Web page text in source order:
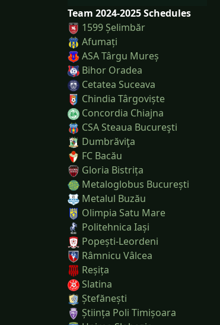
Team 2024-2025 Schedules
1599 Șelimbăr
Afumați
ASA Târgu Mureș
Bihor Oradea
Cetatea Suceava
Chindia Târgoviște
Concordia Chiajna
CSA Steaua Bucureşti
Dumbrăviţa
FC Bacău
Gloria Bistrița
Metaloglobus București
Metalul Buzău
Olimpia Satu Mare
Politehnica Iași
Popești-Leordeni
Râmnicu Vâlcea
Reșița
Slatina
Ștefănești
Știința Poli Timișoara